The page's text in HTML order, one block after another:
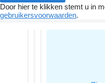
Door hier te klikken stemt u in
gebruikersvoorwaarden.